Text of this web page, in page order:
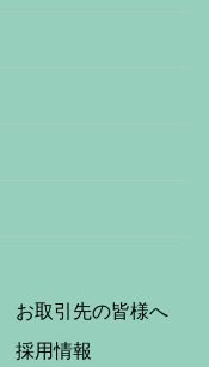
お取引先の皆様へ
採用情報